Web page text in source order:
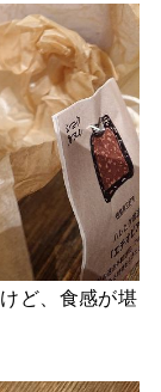
ど、食感が堪